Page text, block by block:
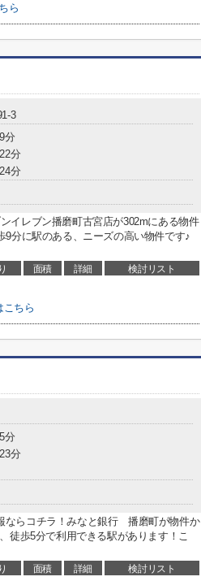
ら
3
分
分
分
イレブン播磨町古宮店が302mにある物件
分に駅のある、ニーズの高い物件です♪
面積 詳細 検討リスト
こちら
分
分
ならコチラ！みなと銀行 播磨町が物件か
徒歩5分で利用できる駅があります！こ
面積 詳細 検討リスト